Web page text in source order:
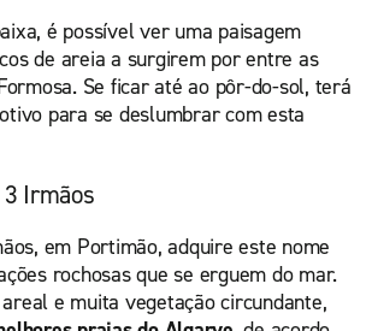
é possível ver uma paisagem
de areia a surgirem por entre as
Se ficar até ao pôr-do-sol, terá
para se deslumbrar com esta
Irmãos
em Portimão, adquire este nome
rochosas que se erguem do mar.
e muita vegetação circundante,